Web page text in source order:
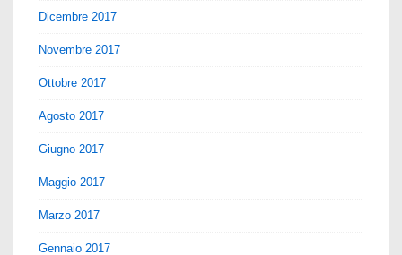
Dicembre 2017
Novembre 2017
Ottobre 2017
Agosto 2017
Giugno 2017
Maggio 2017
Marzo 2017
Gennaio 2017